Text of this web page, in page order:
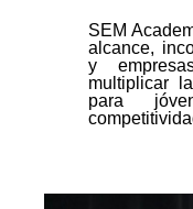
SEM
alcance,
y
multiplicar
para